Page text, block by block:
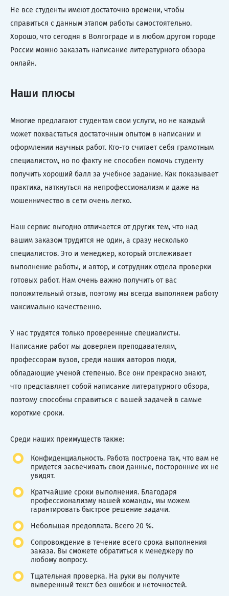
Не все студенты имеют достаточно времени, чтобы
справиться с данным этапом работы самостоятельно.
Хорошо, что сегодня в Волгограде и в любом другом городе
России можно заказать написание литературного обзора
онлайн.
Наши плюсы
Многие предлагают студентам свои услуги, но не каждый
может похвастаться достаточным опытом в написании и
оформлении научных работ. Кто-то считает себя грамотным
специалистом, но по факту не способен помочь студенту
получить хороший балл за учебное задание. Как показывает
практика, наткнуться на непрофессионализм и даже на
мошенничество в сети очень легко.
Наш сервис выгодно отличается от других тем, что над
вашим заказом трудится не один, а сразу несколько
специалистов. Это и менеджер, который отслеживает
выполнение работы, и автор, и сотрудник отдела проверки
готовых работ. Нам очень важно получить от вас
положительный отзыв, поэтому мы всегда выполняем работу
максимально качественно.
У нас трудятся только проверенные специалисты.
Написание работ мы доверяем преподавателям,
профессорам вузов, среди наших авторов люди,
обладающие ученой степенью. Все они прекрасно знают,
что представляет собой написание литературного обзора,
поэтому способны справиться с вашей задачей в самые
короткие сроки.
Среди наших преимуществ также:
Конфиденциальность. Работа построена так, что вам не
придется засвечивать свои данные, посторонние их не
увидят.
Кратчайшие сроки выполнения. Благодаря
профессионализму нашей команды, мы можем
гарантировать быстрое решение задачи.
Небольшая предоплата. Всего 20 %.
Сопровождение в течение всего срока выполнения
заказа. Вы сможете обратиться к менеджеру по
любому вопросу.
Тщательная проверка. На руки вы получите
выверенный текст без ошибок и неточностей.